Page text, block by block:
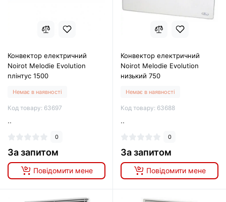
Конвектор електричний
Noirot Melodie Evolution
плінтус 1500
Немає в наявності
Код товару: 63697
..
0
За запитом
Повідомити мене
Конвектор електричний
Noirot Melodie Evolution
низький 750
Немає в наявності
Код товару: 63688
..
0
За запитом
Повідомити мене